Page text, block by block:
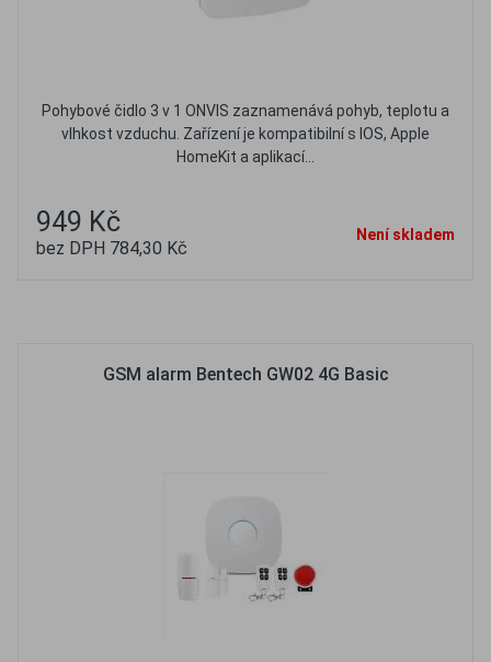
Pohybové čidlo 3 v 1 ONVIS zaznamenává pohyb, teplotu a
vlhkost vzduchu. Zařízení je kompatibilní s IOS, Apple
HomeKit a aplikací...
949 Kč
bez DPH 784,30 Kč
Není skladem
GSM alarm Bentech GW02 4G Basic